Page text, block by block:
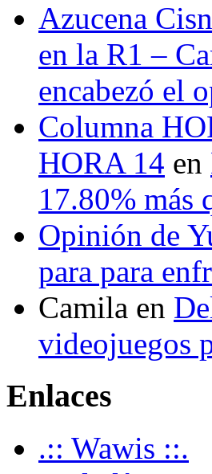
Azucena
en la R1 –
encabezó el
Columna
HORA 14 en
17.80% más
Opinión de
para para
Camila en
videojuegos
Enlaces
.:: Wawis ::.